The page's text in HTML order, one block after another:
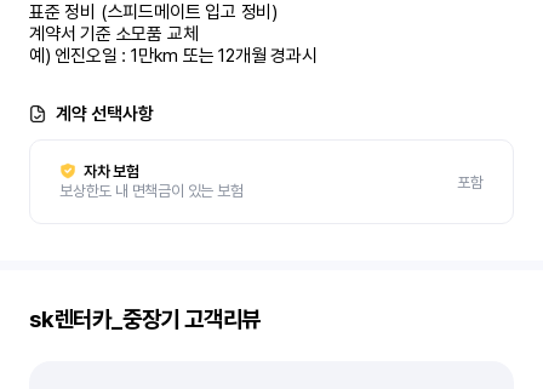
표준 정비 (스피드메이트 입고 정비)
계약서 기준 소모품 교체
예) 엔진오일 : 1만km 또는 12개월 경과시
계약 선택사항
자차 보험
보상한도 내 면책금이 있는 보험
포함
sk렌터카_중장기 고객리뷰